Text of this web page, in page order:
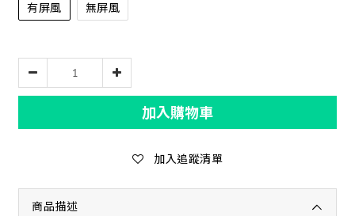
有屏風 無屏風
加入購物車
加入追蹤清單
商品描述